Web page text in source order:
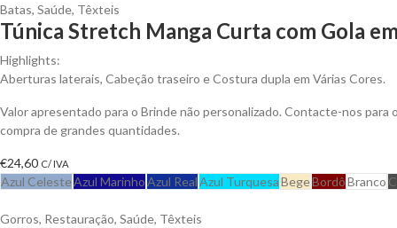
Batas, Saúde, Têxteis
Túnica Stretch Manga Curta com Gola
Highlights:
Aberturas laterais, Cabeção traseiro e Costura dupla em Várias Cores.
Valor apresentado para o Brinde não personalizado. Contacte-nos para
compra de grandes quantidades.
€24,60 C/ IVA
Azul CelesteAzul MarinhoAzul RealAzul TurquesaBegeBordôBranco
Gorros, Restauração, Saúde, Têxteis